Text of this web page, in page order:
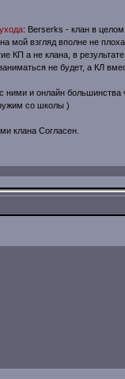
: Berserks - клан в
мой взгляд вполне не
КП а не клана, в
не будет, а КЛ
ними и онлайн большинства
со школы )
клана Согласен.